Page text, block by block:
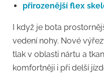
přirozenější flex
I když je bota
vedení nohy. Nové
tlak v oblasti nártu a
komfortněji i při delší